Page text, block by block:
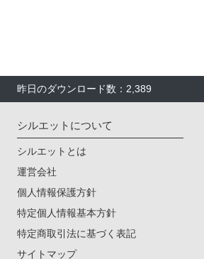
昨日のダウンロード数：2,389
シルエットについて
シルエットとは
運営会社
個人情報保護方針
特定個人情報基本方針
特定商取引法に基づく表記
サイトマップ